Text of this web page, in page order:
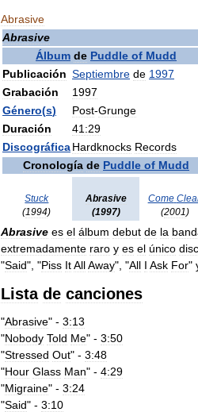
Abrasive
Abrasive
Álbum de Puddle of Mudd
Publicación Septiembre de 1997
Grabación
1997
Género(s) Post-Grunge
Duración
41:29
DiscográficaHardknocks Records
Cronología de Puddle of Mudd
Stuck
(1994)
Abrasive
(1997)
Come
(2001)
Abrasive es el álbum debut de la
extremadamente raro y es el único
"Said", "Piss ItAllAway", "All I Ask For"
Lista de canciones
"Abrasive" - 3:13
"Nobody Told Me" - 3:50
"Stressed Out" - 3:48
"Hour Glass Man" - 4:29
"Migraine" - 3:24
"Said" - 3:10